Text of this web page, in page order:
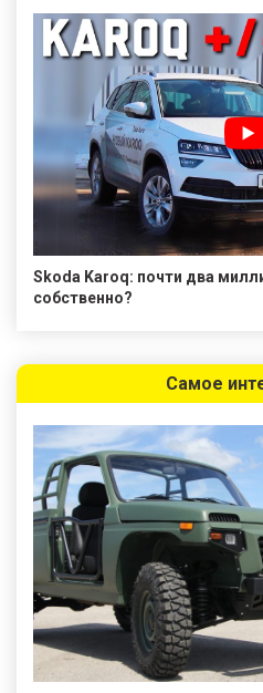
Skoda Karoq: почти два
собственно?
Самое